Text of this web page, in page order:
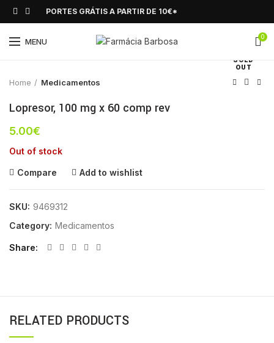
PORTES GRÁTIS A PARTIR DE 10€*
MENU 0
SOLD
OUT
Click to enlarge
Home Medicamentos
Lopresor, 100 mg x 60 comp rev
5.00€
Out of stock
Compare Add to wishlist
SKU: 9469312
Category: Medicamentos
Share
RELATED PRODUCTS